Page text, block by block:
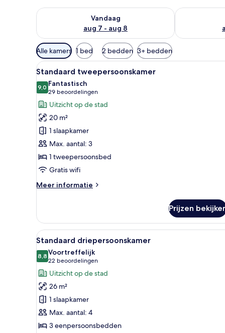
Vandaag
aug 7 - aug 8
De beschikbaarheid controleren voor vanavond aug
De
Beschikbare
filters
voor
kamers
Alle kamers 1 bed 2 bedden 3+ bedden
Alle
foto's
voor
Standaard
tweepersoonskamer
laden
Een net opgemaakt bed met
5
Standaard tweepersoonskamer
9,09,0 van 10
Fantastisch
29 beoordelingen
(29
beoordelingen)
Uitzicht op de stad
20 m²
1 slaapkamer
Max. aantal: 3
1 tweepersoonsbed
Gratis wifi
Meer informatie
Meer
tweepersoonskamer
Prijzen
Alle
foto's
voor
Standaard
driepersoonskamer
laden
Een hotelkamer met twee
10
Standaard driepersoonskamer
8,88,8 van 10
Voortreffelijk
22 beoordelingen
(22
beoordelingen)
Uitzicht op de stad
26 m²
1 slaapkamer
Max. aantal: 4
3 eenpersoonsbedden